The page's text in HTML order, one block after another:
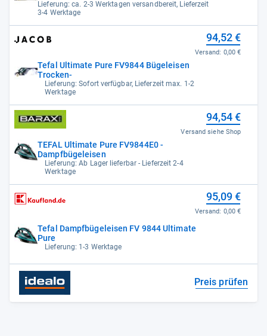
Lieferung: ca. 2-3 Werktagen versandbereit, Lieferzeit
3-4 Werktage
Tefal Ultimate Pure FV9844 Bügeleisen
Trocken-
Lieferung: Sofort verfügbar, Lieferzeit max. 1-2
Werktage
94,52 €
Versand: 0,00 €
TEFAL Ultimate Pure FV9844E0 -
Dampfbügeleisen
Lieferung: Ab Lager lieferbar - Lieferzeit 2-4
Werktage
94,54 €
Versand siehe Shop
Tefal Dampfbügeleisen FV 9844 Ultimate
Pure
Lieferung: 1-3 Werktage
95,09 €
Versand: 0,00 €
Preis prüfen